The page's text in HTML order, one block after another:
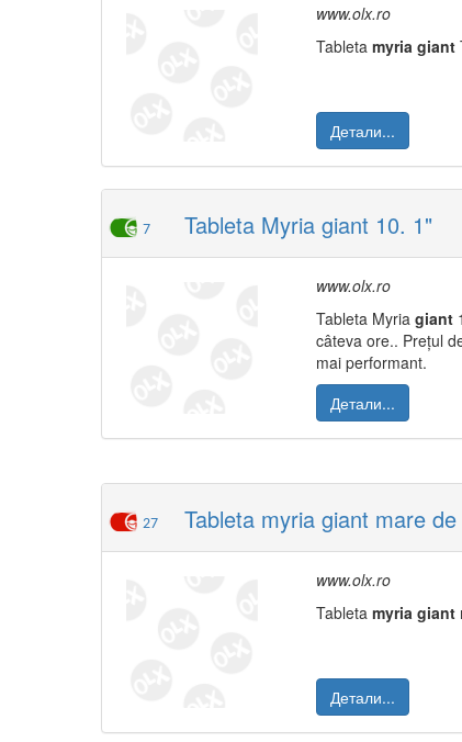
www.olx.ro
Tableta myria giant
Детали...
7 Tableta Myria giant 10. 1"
www.olx.ro
Tableta Myria giant
câteva ore.. Prețul
mai performant.
Детали...
27 Tableta myria giant mare
www.olx.ro
Tableta myria giant
Детали...